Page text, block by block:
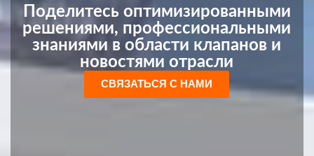
Поделитесь оптимизированными
решениями, профессиональными
знаниями в области клапанов и
новостями отрасли
СВЯЗАТЬСЯ С НАМИ